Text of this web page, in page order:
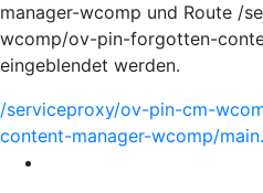
manager-wcomp und Route /
wcomp/ov-pin-forgotten-
eingeblendet werden.
/serviceproxy/ov-pin-cm-
content-manager-wcomp/